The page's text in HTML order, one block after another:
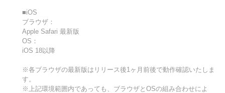
■iOS
ブラウザ：
Apple Safari 最新版
OS：
iOS 18以降
※各ブラウザの最新版はリリース後1ヶ月前後で動作確認いたしま
す。
※上記環境範囲内であっても、ブラウザとOSの組み合わせによ